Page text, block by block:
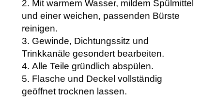
Mit warmem Wasser, mildem Spülmittel
und einer weichen, passenden Bürste
reinigen.
Gewinde, Dichtungssitz und
Trinkkanäle gesondert bearbeiten.
Alle Teile gründlich abspülen.
Flasche und Deckel vollständig
geöffnet trocknen lassen.